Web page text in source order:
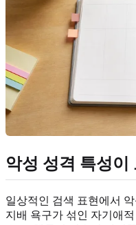
악성 성격 특성이
일상적인 검색 표현에서
지배 욕구가 섞인 자기애